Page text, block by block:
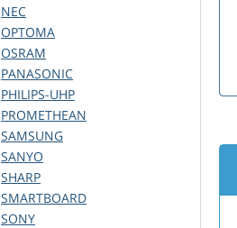
NEC
OPTOMA
OSRAM
PANASONIC
PHILIPS-UHP
PROMETHEAN
SAMSUNG
SANYO
SHARP
SMARTBOARD
SONY